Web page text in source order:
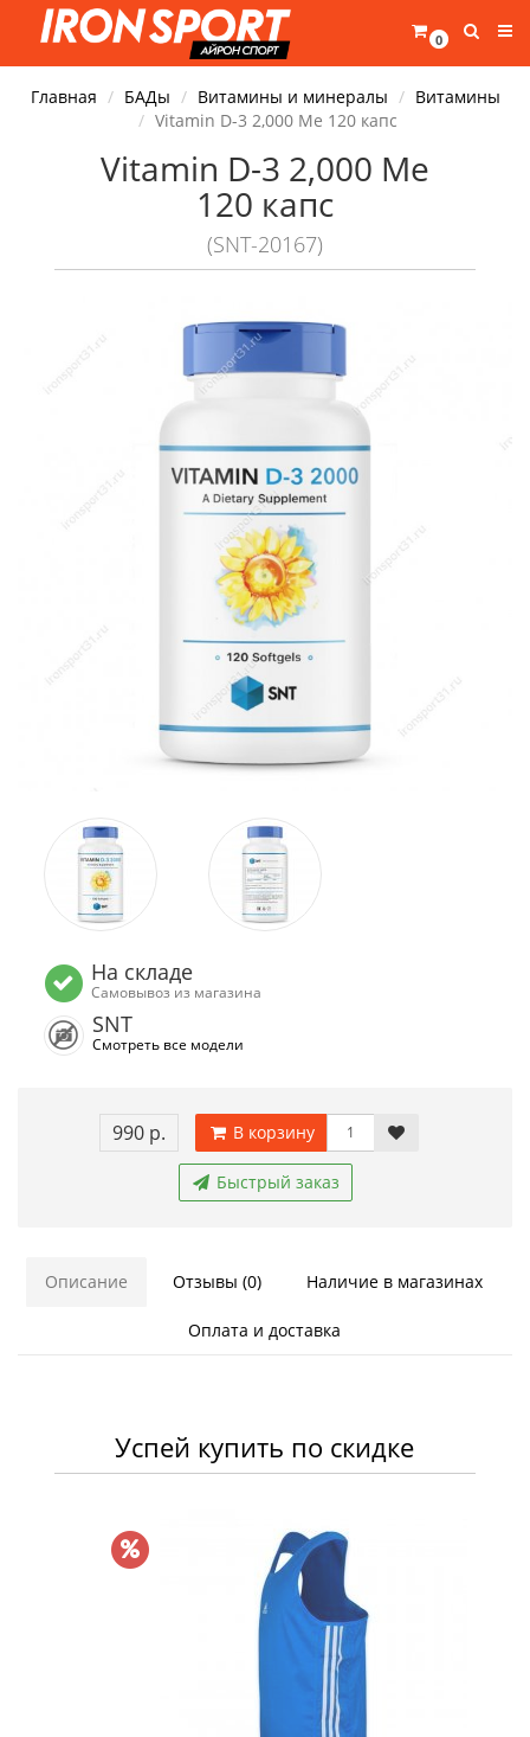
0
Главная БАДы Витамины и минералы
Витамины
Vitamin D-3 2,000 Ме 120 капс
Vitamin D-3 2,000 Ме
120 капс
(SNT-20167)
На складе
Самовывоз из магазина
SNT
Смотреть все модели
990 р. В корзину
Быстрый заказ
Описание Отзывы (0) Наличие в магазинах
Оплата и доставка
Успей купить по скидке